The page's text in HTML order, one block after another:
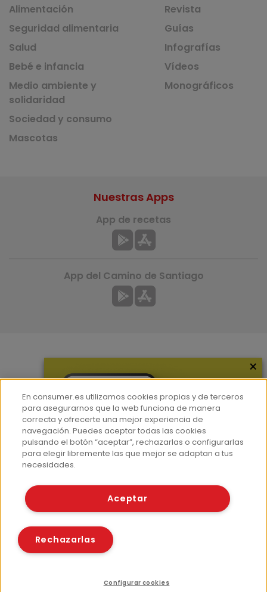
Alimentación
Seguridad alimentaria
Salud
Bebé e infancia
Medio ambiente y
solidaridad
Sociedad y consumo
Mascotas
Revista
Guías
Infografías
Vídeos
Monográficos
Hemeroteca
Contacto
Prensa
Corpus Lingüístico Consumer
Nuestras Apps
App de recetas
App del Camino de Santiago
© Fundación EROSKI
Políticas de cookies
×
En consumer.es utilizamos cookies propias y de terceros
para asegurarnos que la web funciona de manera
correcta y ofrecerte una mejor experiencia de
navegación. Puedes aceptar todas las cookies
pulsando el botón “aceptar”, rechazarlas o configurarlas
para elegir libremente las que mejor se adaptan a tus
necesidades.
Aceptar
Rechazarlas
Configurar cookies